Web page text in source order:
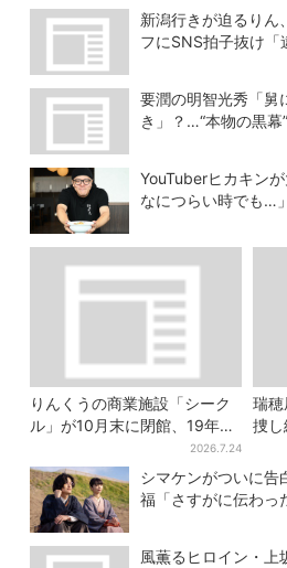
泣けてくる」
いが
新潟行きが迫るりん
フにSNS拍子抜け「
要潤の明智光秀「舅
き」？…“本物の黒幕
YouTuberヒカキン
なにつらい時でも…
りんくうの商業施設「シーク
ル」が10月末に閉館、19年の
歴史に幕…南大阪民に衝撃は
しる
2026.7.24
瑞
捜し
性
暗し
シマケンがついに告
福「さすがに伝わっ
風薫るヒロイン・上